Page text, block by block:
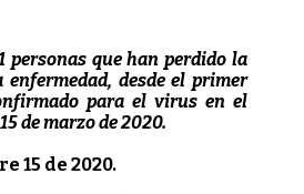
personas que han perdido la
desde el primer
para el virus en el
de marzo de 2020.
15 de 2020.